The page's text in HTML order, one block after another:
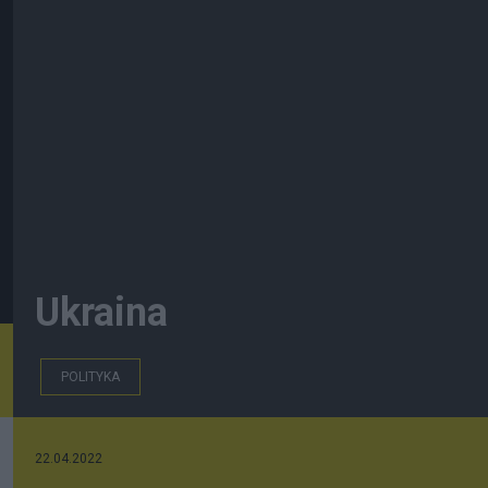
Ukraina
POLITYKA
22.04.2022